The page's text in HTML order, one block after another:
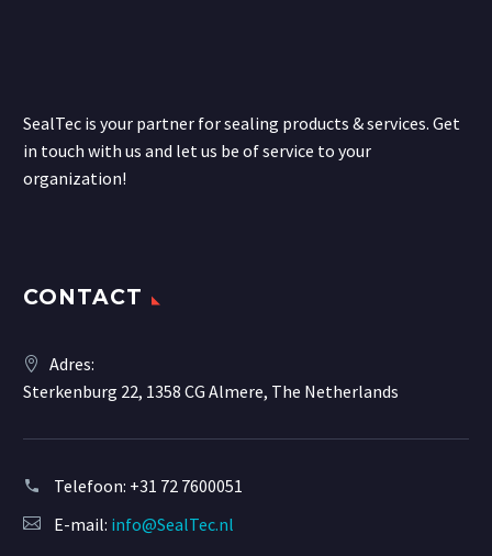
SealTec is your partner for sealing products & services. Get
in touch with us and let us be of service to your
organization!
CONTACT
Adres:
Sterkenburg 22, 1358 CG Almere, The Netherlands
Telefoon: +31 72 7600051
E-mail: info@SealTec.nl